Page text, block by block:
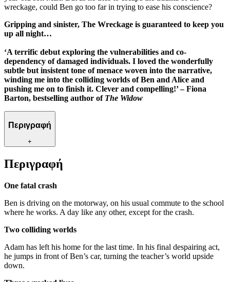
wreckage, could Ben go too far in trying to ease his conscience?
Gripping and sinister, The Wreckage is guaranteed to keep you
up all night…
‘A terrific debut exploring the vulnerabilities and co-
dependency of damaged individuals. I loved the wonderfully
subtle but insistent tone of menace woven into the narrative,
winding me into the colliding worlds of Ben and Alice and
pushing me on to finish it. Clever and compelling!’ – Fiona
Barton, bestselling author of The Widow
Περιγραφή
+
Περιγραφή
One fatal crash
Ben is driving on the motorway, on his usual commute to the school
where he works. A day like any other, except for the crash.
Two colliding worlds
Adam has left his home for the last time. In his final despairing act,
he jumps in front of Ben’s car, turning the teacher’s world upside
down.